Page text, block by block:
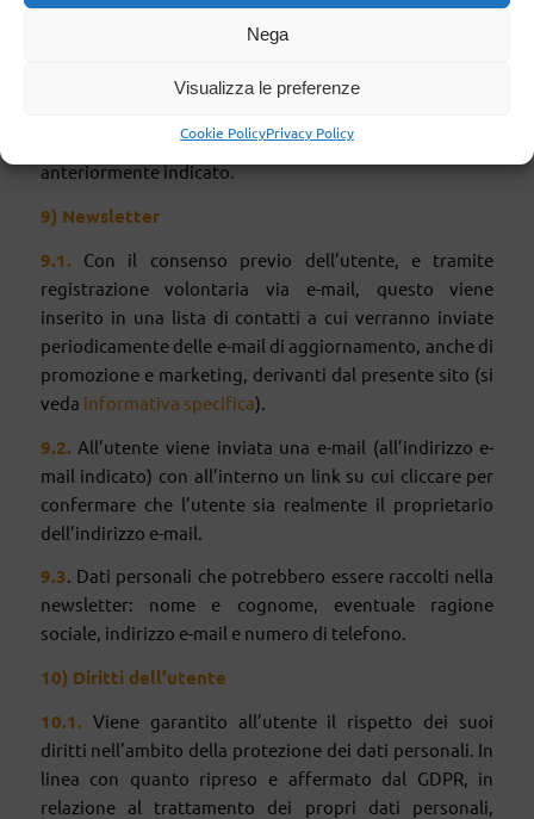
Nega
Visualizza le preferenze
Cookie PolicyPrivacy Policy
8.3.Nello specifico, i dati verranno conservati per un
I dati utilizzati a fini di sicurezza (blocco tentativi di
strettamente necessario al raggiungimento del fine
anteriormente indicato.
9) Newsletter
9.1. Con il consenso previo dell’utente, e tramite
registrazione volontaria via e-mail, questo viene
inserito in una lista di contatti a cui verranno inviate
periodicamente delle e-mail di aggiornamento, anche di
promozione e marketing, derivanti dal presente sito (si
veda informativa specifica).
9.2. All’utente viene inviata una e-mail (all’indirizzo e-
mail indicato) con all’interno un link su cui cliccare per
confermare che l’utente sia realmente il proprietario
dell’indirizzo e-mail.
9.3. Dati personali che potrebbero essere raccolti nella
newsletter: nome e cognome, eventuale ragione
sociale, indirizzo e-mail e numero di telefono.
10) Diritti dell’utente
10.1. Viene garantito all’utente il rispetto dei suoi
diritti nell’ambito della protezione dei dati personali. In
linea con quanto ripreso e affermato dal GDPR, in
relazione al trattamento dei propri dati personali,